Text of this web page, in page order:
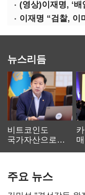
뉴스리듬
비트코인도
국가자산으로…'
주요 뉴스